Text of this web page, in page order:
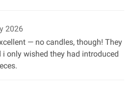
2026
— no candles, though! They
only wished they had introduced